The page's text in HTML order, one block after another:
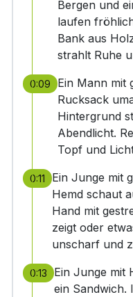
Bergen und
laufen
Bank aus
strahlt Ruhe
0:09
Ein Mann mit
Rucksack
Hintergrund
Abendlicht.
Topf und
0:11
Ein Junge mit
Hemd schaut
Hand mit
zeigt oder
unscharf und
0:13
Ein Junge mit
ein Sandwich.